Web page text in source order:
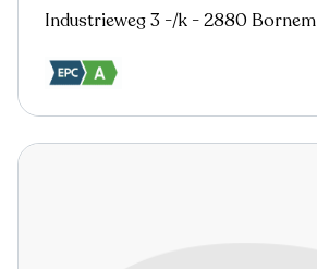
Industrieweg 3 -/k - 2880 Bornem